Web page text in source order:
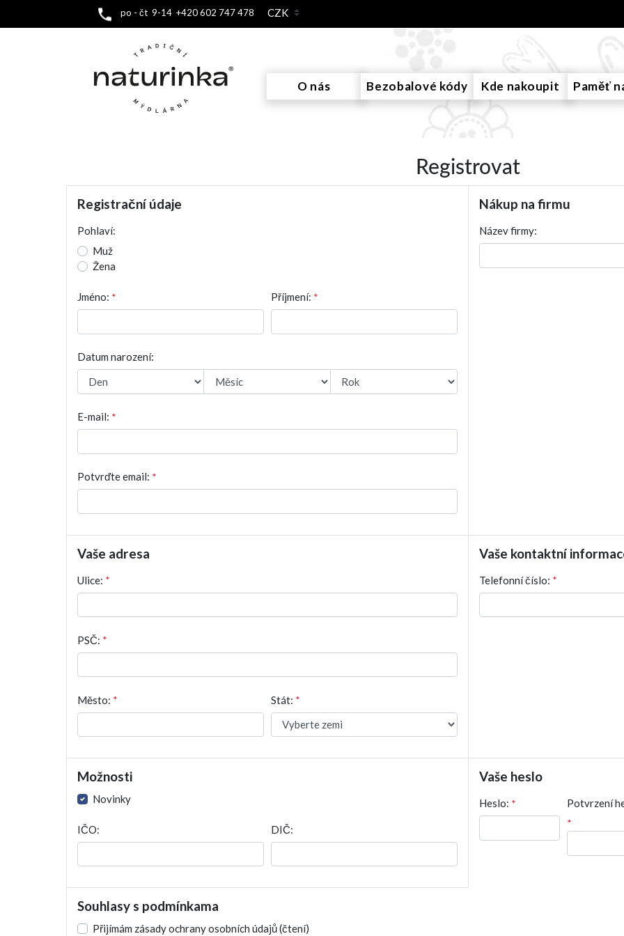
po - čt 9-14 +420 602 747 478
O nás Bezobalové kódy Kde nakoupit Paměť
Registrovat
Registrační údaje
Pohlaví:
Muž
Žena
Jméno: * Příjmení: *
Datum narození:
E-mail: *
Potvrďte email: *
Nákup na firmu
Název firmy:
Vaše adresa
Ulice: *
PSČ: *
Město: * Stát: *
Vaše kontaktní
Telefonní číslo: *
Možnosti
Novinky
IČO: DIČ:
Vaše heslo
Heslo: *
Potvrzení
*
Souhlasy s podmínkama
Přijímám zásady ochrany osobních údajů(čtení)